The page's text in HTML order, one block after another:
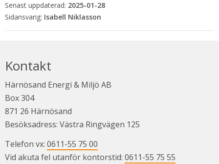
Senast uppdaterad: 2025-01-28
Isabell Niklasson
Kontakt
Härnösand Energi & Miljö AB
Box 304
871 26 Härnösand
Besöksadress: Västra Ringvägen 125
Telefon vx: 0611-55 75 00
Vid akuta fel utanför kontorstid: 0611-55 75 55